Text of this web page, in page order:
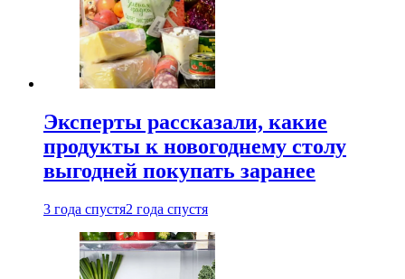
Эксперты рассказали, какие
продукты к новогоднему столу
выгодней покупать заранее
3 года спустя2 года спустя